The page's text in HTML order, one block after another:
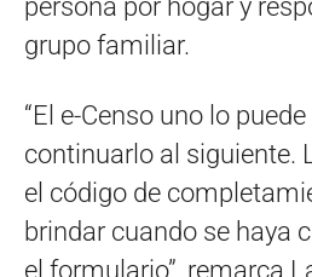
persona por hogar y
grupo familiar.
“El e-Censo uno lo
continuarlo al siguiente.
el código de
brindar cuando se haya
el formulario”, remarca